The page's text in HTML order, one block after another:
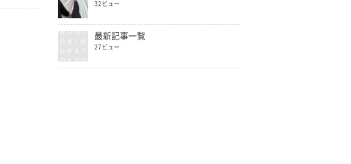
32ビュー
最新記事一覧
27ビュー